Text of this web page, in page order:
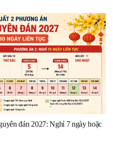
đán 2027: Nghỉ 7 ngày hoặc